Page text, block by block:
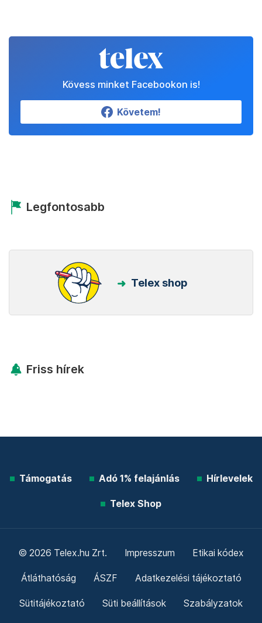
Kövess minket Facebookon is!
Követem!
Legfontosabb
Telex shop
Friss hírek
Támogatás Adó 1% felajánlás Hírlevelek
Telex Shop
© 2026 Telex.hu Zrt. Impresszum Etikai kódex
Átláthatóság ÁSZF Adatkezelési tájékoztató
Sütitájékoztató Süti beállítások Szabályzatok